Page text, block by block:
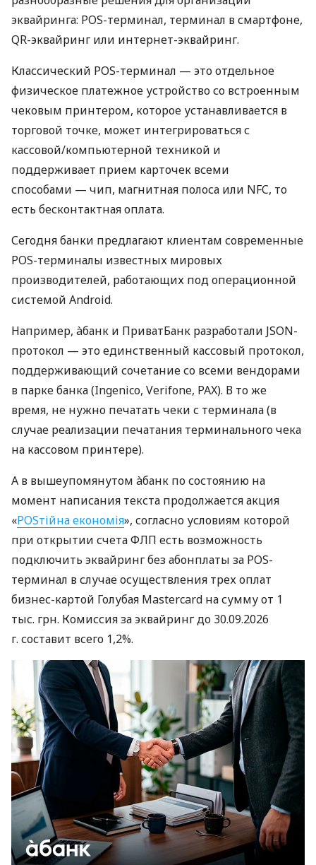
эквайринга: POS-терминал, терминал в смартфоне,
QR-эквайринг или интернет-эквайринг.
Классический POS-терминал — это отдельное
физическое платежное устройство со встроенным
чековым принтером, которое устанавливается в
торговой точке, может интегрироваться с
кассовой/компьютерной техникой и
поддерживает прием карточек всеми
способами — чип, магнитная полоса или NFC, то
есть бесконтактная оплата.
Сегодня банки предлагают клиентам современные
POS-терминалы известных мировых
производителей, работающих под операционной
системой Android.
Например, àбанк и ПриватБанк разработали JSON-
протокол — это единственный кассовый протокол,
поддерживающий сочетание со всеми вендорами
в парке банка (Ingenico, Verifone, PAX). В то же
время, не нужно печатать чеки с терминала (в
случае реализации печатания терминального чека
на кассовом принтере).
А в вышеупомянутом àбанк по состоянию на
момент написания текста продолжается акция
«POSтійна економія», согласно условиям которой
при открытии счета ФЛП есть возможность
подключить эквайринг без абонплаты за POS-
терминал в случае осуществления трех оплат
бизнес-картой Голубая Mastercard на сумму от 1
тыс. грн. Комиссия за эквайринг до 30.09.2026
г. составит всего 1,2%.